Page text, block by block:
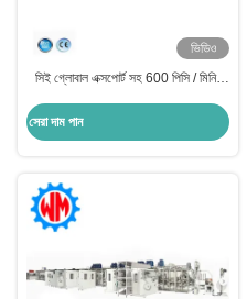
ভিডিও
সিই গ্লোবাল এক্সপোর্ট সহ 600 পিসি / মিনিট
সেরা দাম পান